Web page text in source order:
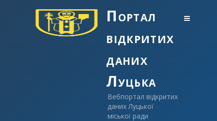
Портал
відкритих
даних
Луцька
Вебпортал відкритих
даних Луцької
міської ради